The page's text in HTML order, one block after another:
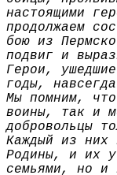
настоящими
продолжаем
бою из
подвиг и
Герои,
годы,
Мы помним,
воины, так и
добровольцы
Каждый из них
Родины, и их
семьями, но и